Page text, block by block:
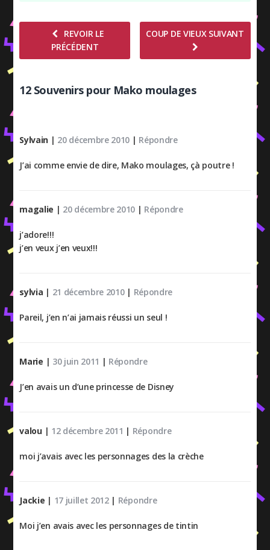
REVOIR LE
PRÉCÉDENT
COUP DE VIEUX SUIVANT
12 Souvenirs pour Mako moulages
Sylvain | 20 décembre 2010 | Répondre
J’ai comme envie de dire, Mako moulages, çà poutre !
magalie | 20 décembre 2010 | Répondre
j’adore!!!
j’en veux j’en veux!!!
sylvia | 21 décembre 2010| Répondre
Pareil, j’en n’ai jamais réussi un seul !
Marie | 30 juin 2011 | Répondre
J’en avais un d’une princesse de Disney
valou | 12 décembre 2011 | Répondre
moi j’avais avec les personnages des la crèche
Jackie | 17 juillet 2012| Répondre
Moi j’en avais avec les personnages de tintin